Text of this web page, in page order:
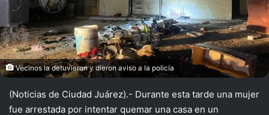
Vecinos la detuvieron y dieron aviso a la policía
(Noticias de Ciudad Juárez).- Durante esta tarde una mujer
fue arrestada por intentar quemar una casa en un